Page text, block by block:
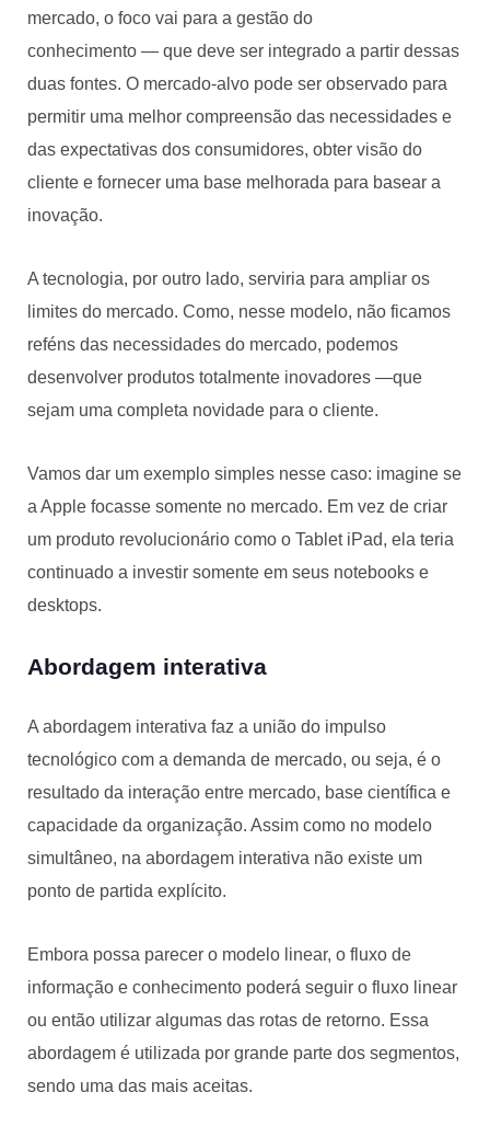
mercado, o foco vai para a gestão do
conhecimento — que deve ser integrado a partir dessas
duas fontes. O mercado-alvo pode ser observado para
permitir uma melhor compreensão das necessidades e
das expectativas dos consumidores, obter visão do
cliente e fornecer uma base melhorada para basear a
inovação.
A tecnologia, por outro lado, serviria para ampliar os
limites do mercado. Como, nesse modelo, não ficamos
reféns das necessidades do mercado, podemos
desenvolver produtos totalmente inovadores —que
sejam uma completa novidade para o cliente.
Vamos dar um exemplo simples nesse caso: imagine se
a Apple focasse somente no mercado. Em vez de criar
um produto revolucionário como o Tablet iPad, ela teria
continuado a investir somente em seus notebooks e
desktops.
Abordagem interativa
A abordagem interativa faz a união do impulso
tecnológico com a demanda de mercado, ou seja, é o
resultado da interação entre mercado, base científica e
capacidade da organização. Assim como no modelo
simultâneo, na abordagem interativa não existe um
ponto de partida explícito.
Embora possa parecer o modelo linear, o fluxo de
informação e conhecimento poderá seguir o fluxo linear
ou então utilizar algumas das rotas de retorno. Essa
abordagem é utilizada por grande parte dos segmentos,
sendo uma das mais aceitas.